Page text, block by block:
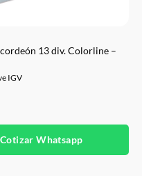
13 div. Colorline –
IGV
Cotizar Whatsapp